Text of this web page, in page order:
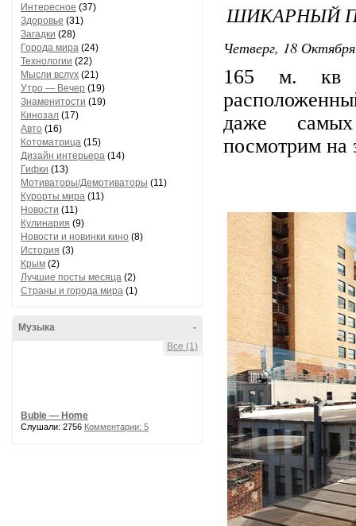
Интересное (37)
Здоровье (31)
Загадки (28)
Города мира (24)
Технологии (22)
Мысли вслух (21)
Утро — Вечер (19)
Знаменитости (19)
Кинозал (17)
Авто (16)
Котоматрица (15)
Дизайн интерьера (14)
Гифки (13)
Мотиваторы/Демотиваторы (11)
Курорты мира (11)
Новости (11)
Кулинария (9)
Новости и новинки кино (8)
История (3)
Крым (2)
Лучшие посты месяца (2)
Страны и города мира (1)
-
Музыка
Все (1)
Buble — Home
Слушали: 2756 Комментарии: 5
ШИКАРНЫЙ
Четверг, 18
165 м. кв
даже самых
посмотрим на